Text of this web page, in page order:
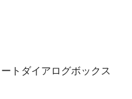
トダイアログボックス